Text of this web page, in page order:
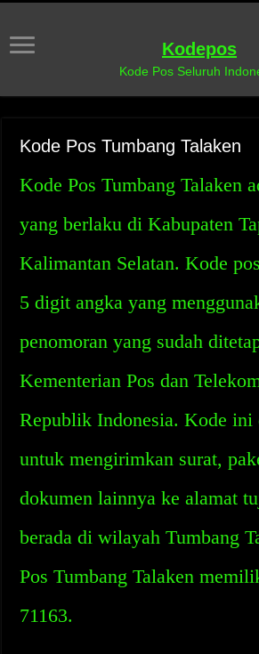
Kodepos
Kode Pos Seluruh
Kode Pos Tumbang Talaken
Kode Pos Tumbang Talaken
yang berlaku di Kabupaten
Kalimantan Selatan. Kode
5 digit angka yang
penomoran yang sudah
Kementerian Pos dan
Republik Indonesia. Kode ini
untuk mengirimkan surat,
dokumen lainnya ke alamat
berada di wilayah Tumbang
Pos Tumbang Talaken
71163.